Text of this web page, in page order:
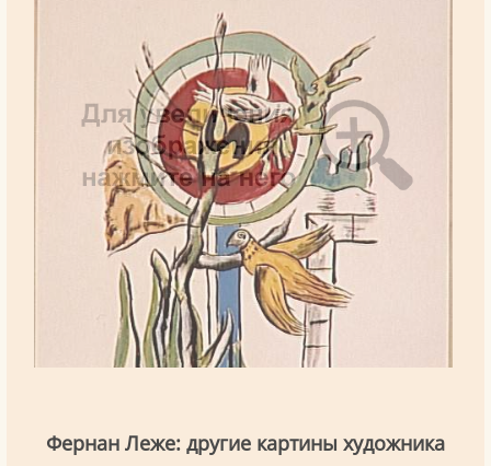
Фернан Леже: другие картины художника